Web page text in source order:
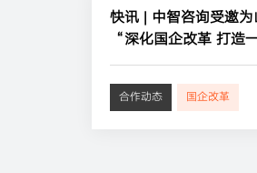
快讯 | 中智咨询受邀
“深化国企改革 打造
合作动态 国企改革